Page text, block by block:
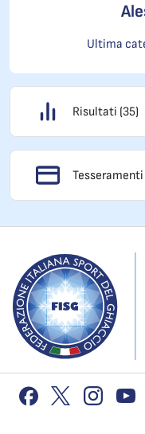
Ultima
Risultati (35)
Tesseramenti